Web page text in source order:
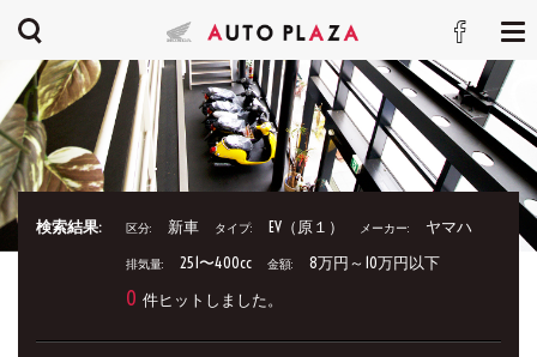
検索結果: 区分: 新車 タイプ: EV（原１） メーカー: ヤマハ
排気量: 251〜400cc 金額: 8万円～10万円以下
0 件ヒットしました。